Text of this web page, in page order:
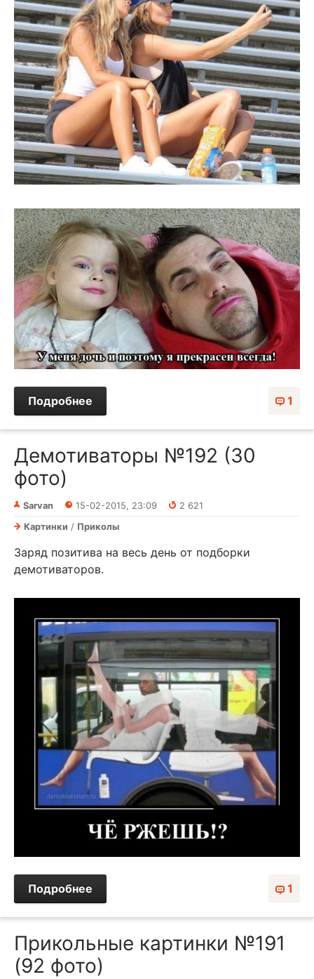
1
Подробнее
Демотиваторы №192 (30
фото)
Sarvan 15-02-2015, 23:09
2 621
Картинки / Приколы
Заряд позитива на весь день от подборки
демотиваторов.
1
Подробнее
Прикольные картинки №191
(92 фото)